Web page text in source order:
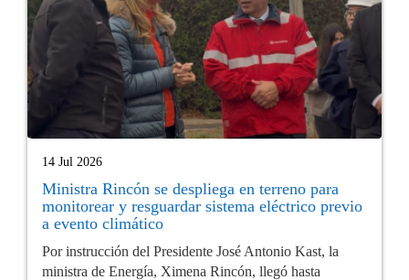
14 Jul 2026
Ministra Rincón se despliega en terreno para
monitorear y resguardar sistema eléctrico previo
a evento climático
Por instrucción del Presidente José Antonio Kast, la
ministra de Energía, Ximena Rincón, llegó hasta